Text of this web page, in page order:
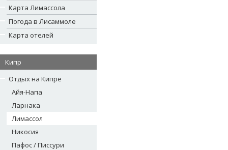
Карта Лимассола
Погода в Лисаммоле
Карта отелей
Кипр
Отдых на Кипре
Айя-Напа
Ларнака
Лимассол
Никосия
Пафос / Писсури